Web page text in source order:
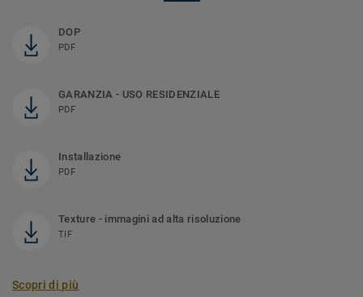
DOP
PDF
GARANZIA - USO RESIDENZIALE
PDF
Installazione
PDF
Texture - immagini ad alta risoluzione
TIF
Scopri di più